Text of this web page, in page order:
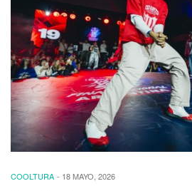
COOLTURA - 18 MAYO, 2026